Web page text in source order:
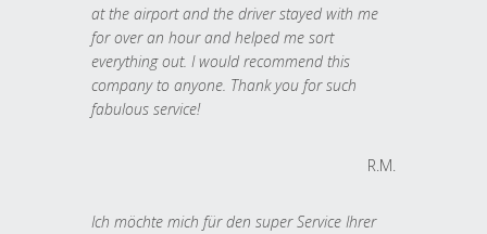
at the airport and the driver stayed with me
for over an hour and helped me sort
everything out. I would recommend this
company to anyone. Thank you for such
fabulous service!
R.M.
Ich möchte mich für den super Service Ihrer